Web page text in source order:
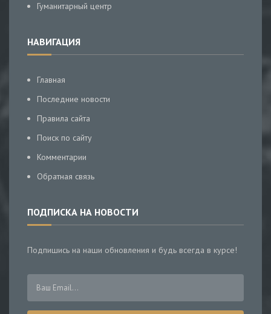
Гуманитарный центр
НАВИГАЦИЯ
Главная
Последние новости
Правила сайта
Поиск по сайту
Комментарии
Обратная связь
ПОДПИСКА НА НОВОСТИ
Подпишись на наши обновления и будь всегда в курсе!